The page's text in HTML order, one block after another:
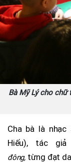
Bà Mỹ Lý cho chữ
Cha bà là nhạc
Hiếu), tác
đông, từng đạt